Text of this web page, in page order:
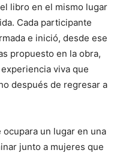
libro en el mismo lugar
Cada participante
e inició, desde ese
propuesto en la obra,
viva que
después de regresar a
un lugar en una
junto a mujeres que